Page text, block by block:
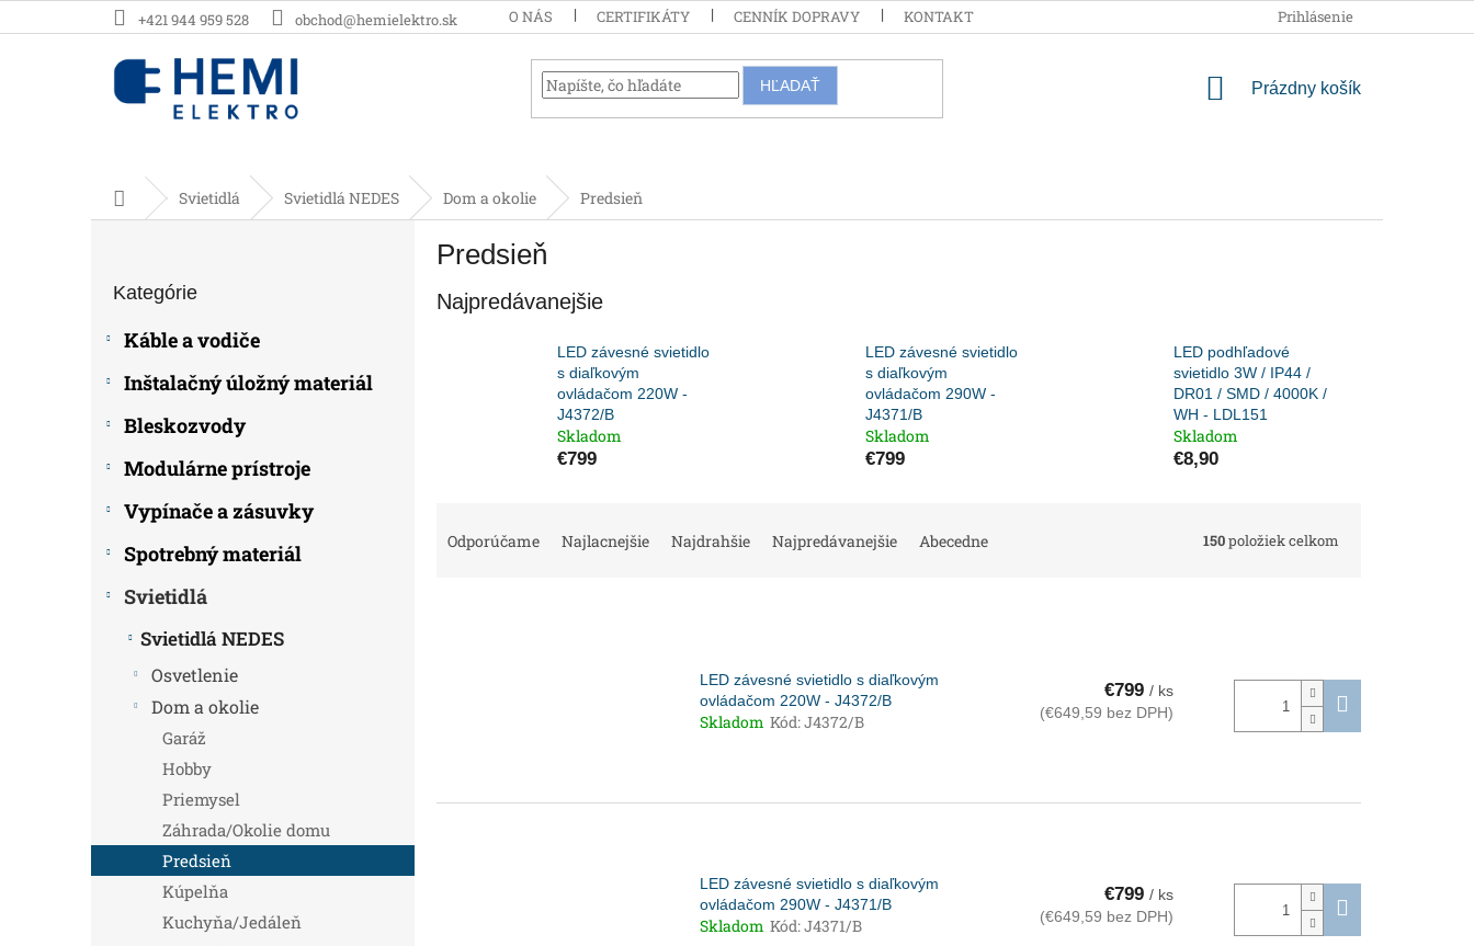
na
+421 944 959 528 obchod@hemielektro.sk O NÁS CERTIFIKÁTY CENNÍK DOPRAVY KONTAKT PODMIENKY OCHRANY
Prihlásenie
HĽADAŤ
NÁKUPNÝ
Prázdny košík
DomovSvietidlá Svietidlá NEDES Dom a okolie Predsieň
kategórie
Kategórie
Káble a vodiče
Inštalačný úložný materiál
Bleskozvody
Modulárne prístroje
Vypínače a zásuvky
Spotrebný materiál
Svietidlá
Svietidlá NEDES
Osvetlenie
Dom a okolie
Garáž
Hobby
Priemysel
Záhrada/Okolie domu
Predsieň
Kúpelňa
Kuchyňa/Jedáleň
Predsieň
Najpredávanejšie
LED závesné svietidlo
s diaľkovým
ovládačom 220W -
J4372/B
Skladom
€799
LED závesné svietidlo
s diaľkovým
ovládačom 290W -
J4371/B
Skladom
€799
LED podhľadové
svietidlo 3W / IP44 /
DR01 / SMD / 4000K /
WH - LDL151
Skladom
€8,90
k
Odporúčame Najlacnejšie Najdrahšie Najpredávanejšie Abecedne 150položiek celkom
d
LED závesné svietidlo s diaľkovým
ovládačom 220W - J4372/B
Skladom Kód:J4372/B
€799/ ks
(€649,59 bez DPH)
LED závesné svietidlo s diaľkovým
ovládačom 290W - J4371/B
Skladom Kód:J4371/B
€799/ ks
(€649,59 bez DPH)